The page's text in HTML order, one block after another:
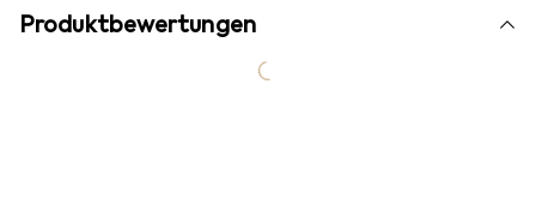
Produktbewertungen